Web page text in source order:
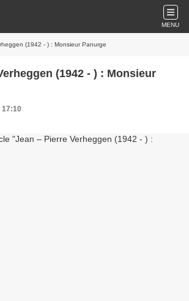
MENU
(1942 - ) : Monsieur Panurge
(1942 - ) : Monsieur
17:10